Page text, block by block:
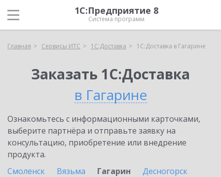
1С:Предприятие 8
Система программ
Главная Сервисы ИТС 1С:Доставка 1С:Доставка в Гагарине
Заказать 1С:Доставка
в Гагарине
Ознакомьтесь с информационными карточками,
выберите партнёра и отправьте заявку на
консультацию, приобретение или внедрение
продукта.
Смоленск
Вязьма Гагарин
Десногорск